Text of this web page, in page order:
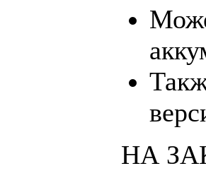
НА